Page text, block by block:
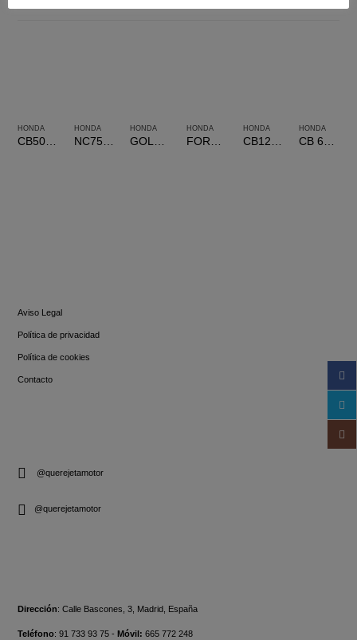
HONDA HONDA HONDA HONDA HONDA HONDA
Aviso Legal
Política de privacidad
Política de cookies
Contacto
@querejetamotor
@querejetamotor
Dirección: Calle Bascones, 3, Madrid, España
Teléfono: 91 733 93 75 - Móvil: 665 772 248